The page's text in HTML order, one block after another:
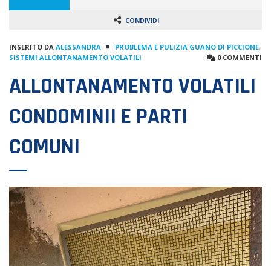
CONDIVIDI
INSERITO DA ALESSANDRA PROBLEMA E PULIZIA GUANO DI PICCIONE,
SISTEMI ALLONTANAMENTO VOLATILI
0 COMMENTI
ALLONTANAMENTO VOLATILI
CONDOMINII E PARTI
COMUNI